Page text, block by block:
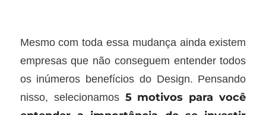
Mesmo com toda essa mudança ainda existem
empresas que não conseguem entender todos
os inúmeros benefícios do Design. Pensando
nisso, selecionamos 5 motivos para você